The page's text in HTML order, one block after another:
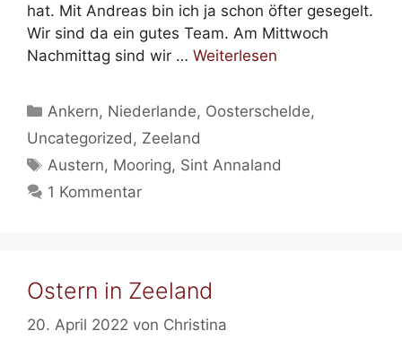
hat. Mit Andreas bin ich ja schon öfter gesegelt.
Wir sind da ein gutes Team. Am Mittwoch
Nachmittag sind wir … Weiterlesen
Kategorien
Ankern, Niederlande, Oosterschelde,
Uncategorized , Zeeland
Schlagwörter
Austern, Mooring, Sint Annaland
1 Kommentar
Ostern in Zeeland
20. April 2022 von Christina